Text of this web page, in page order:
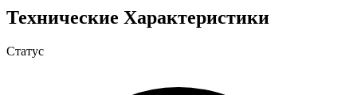
Технические Характеристики
Статус